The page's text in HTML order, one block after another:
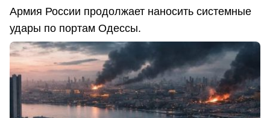
Армия России продолжает наносить системные
удары по портам Одессы.